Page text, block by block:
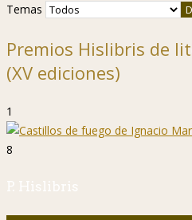
Temas
Premios Hislibris de
(XV ediciones)
1
8
P. Hislibris